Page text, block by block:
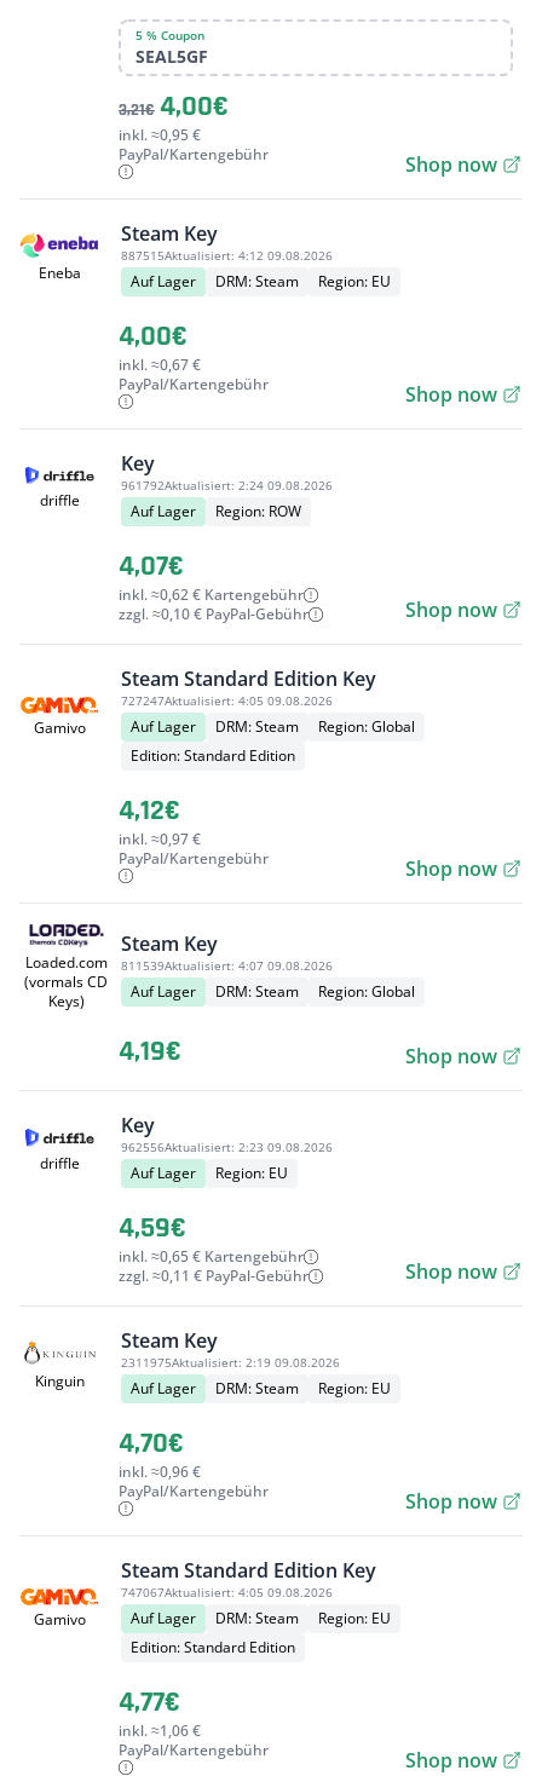
5 % Coupon
SEAL5GF
3,21€ 4,00€
inkl. ≈0,95 €
PayPal/Kartengebühr
Shop now
Eneba
Steam Key
887515Aktualisiert: 4:12 09.08.2026
Auf Lager DRM: Steam Region: EU
4,00€
inkl. ≈0,67 €
PayPal/Kartengebühr
Shop now
driffle
Key
961792Aktualisiert: 2:24 09.08.2026
Auf Lager Region: ROW
4,07€
inkl. ≈0,62 € Kartengebühr
zzgl. ≈0,10 € PayPal-Gebühr
Shop now
Gamivo
Steam Standard Edition Key
727247Aktualisiert: 4:05 09.08.2026
Auf Lager DRM: Steam
Region: Global
Edition: Standard Edition
4,12€
inkl. ≈0,97 €
PayPal/Kartengebühr
Shop now
Loaded.com
(vormals CD
Keys)
Steam Key
811539Aktualisiert: 4:07 09.08.2026
Auf Lager DRM: Steam Region: Global
4,19€ Shop now
driffle
Key
962556Aktualisiert: 2:23 09.08.2026
Auf Lager Region: EU
4,59€
inkl. ≈0,65 € Kartengebühr
zzgl. ≈0,11 € PayPal-Gebühr
Shop now
Kinguin
Steam Key
2311975Aktualisiert: 2:19 09.08.2026
Auf Lager DRM: Steam Region: EU
4,70€
inkl. ≈0,96 €
PayPal/Kartengebühr
Shop now
Gamivo
Steam Standard Edition Key
747067Aktualisiert: 4:05 09.08.2026
Auf Lager DRM: Steam
Region: EU
Edition: Standard Edition
4,77€
inkl. ≈1,06 €
PayPal/Kartengebühr
Shop now